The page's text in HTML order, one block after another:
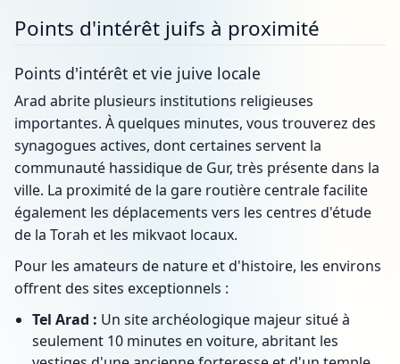
Points d'intérêt juifs à proximité
Points d'intérêt et vie juive locale
Arad abrite plusieurs institutions religieuses
importantes. À quelques minutes, vous trouverez des
synagogues actives, dont certaines servent la
communauté hassidique de Gur, très présente dans la
ville. La proximité de la gare routière centrale facilite
également les déplacements vers les centres d'étude
de la Torah et les mikvaot locaux.
Pour les amateurs de nature et d'histoire, les environs
offrent des sites exceptionnels :
Tel Arad : Un site archéologique majeur situé à
seulement 10 minutes en voiture, abritant les